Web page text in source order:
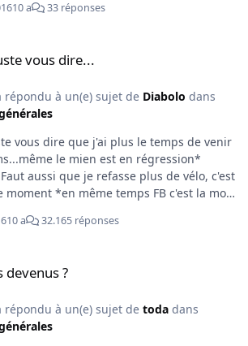
10 a 33 réponses
vous dire...
à un(e) sujet de Diabolo dans
vous dire que j'ai plus le temps de venir
le mien est en régression*
FB c'est la mort
10 a 32.165 réponses
devenus ?
à un(e) sujet de todadans